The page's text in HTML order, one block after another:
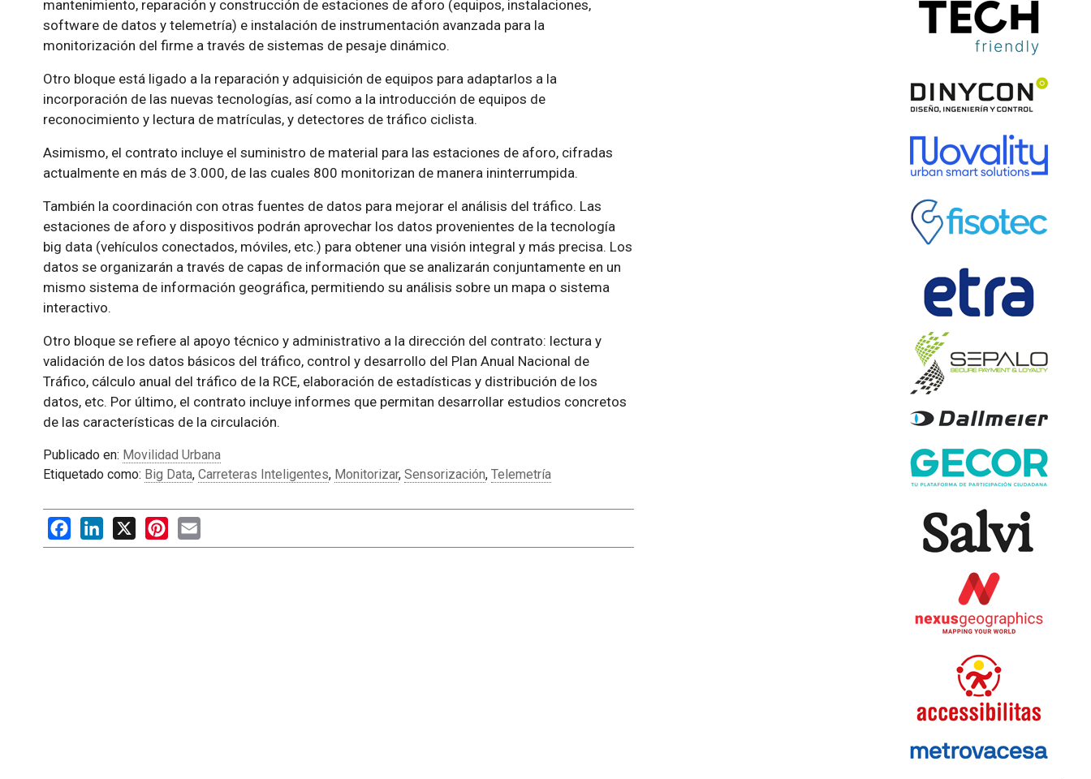
mantenimiento, reparación y construcción de estaciones de aforo (equipos, instalaciones,
software de datos y telemetría) e instalación de instrumentación avanzada para la
monitorización del firme a través de sistemas de pesaje dinámico.
Otro bloque está ligado a la reparación y adquisición de equipos para adaptarlos a la
incorporación de las nuevas tecnologías, así como a la introducción de equipos de
reconocimiento y lectura de matrículas, y detectores de tráfico ciclista.
Asimismo, el contrato incluye el suministro de material para las estaciones de aforo, cifradas
actualmente en más de 3.000, de las cuales 800 monitorizan de manera ininterrumpida.
También la coordinación con otras fuentes de datos para mejorar el análisis del tráfico. Las
estaciones de aforo y dispositivos podrán aprovechar los datos provenientes de la tecnología
big data (vehículos conectados, móviles, etc.) para obtener una visión integral y más precisa. Los
datos se organizarán a través de capas de información que se analizarán conjuntamente en un
mismo sistema de información geográfica, permitiendo su análisis sobre un mapa o sistema
interactivo.
Otro bloque se refiere al apoyo técnico y administrativo a la dirección del contrato: lectura y
validación de los datos básicos del tráfico, control y desarrollo del Plan Anual Nacional de
Tráfico, cálculo anual del tráfico de la RCE, elaboración de estadísticas y distribución de los
datos, etc. Por último, el contrato incluye informes que permitan desarrollar estudios concretos
de las características de la circulación.
Publicado en: Movilidad Urbana
Etiquetado como: Big Data, Carreteras Inteligentes, Monitorizar, Sensorización, Telemetría
FacebookLinkedIn
X PinterestEmail